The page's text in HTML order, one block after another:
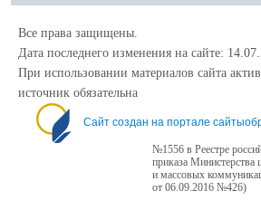
Все права защищены.
Дата последнего изменения на сайте:
При использовании материалов сайта
источник обязательна
Сайт создан на портале
№1556 в Реестре
приказа Министерства
и массовых
от 06.09.2016 №426)